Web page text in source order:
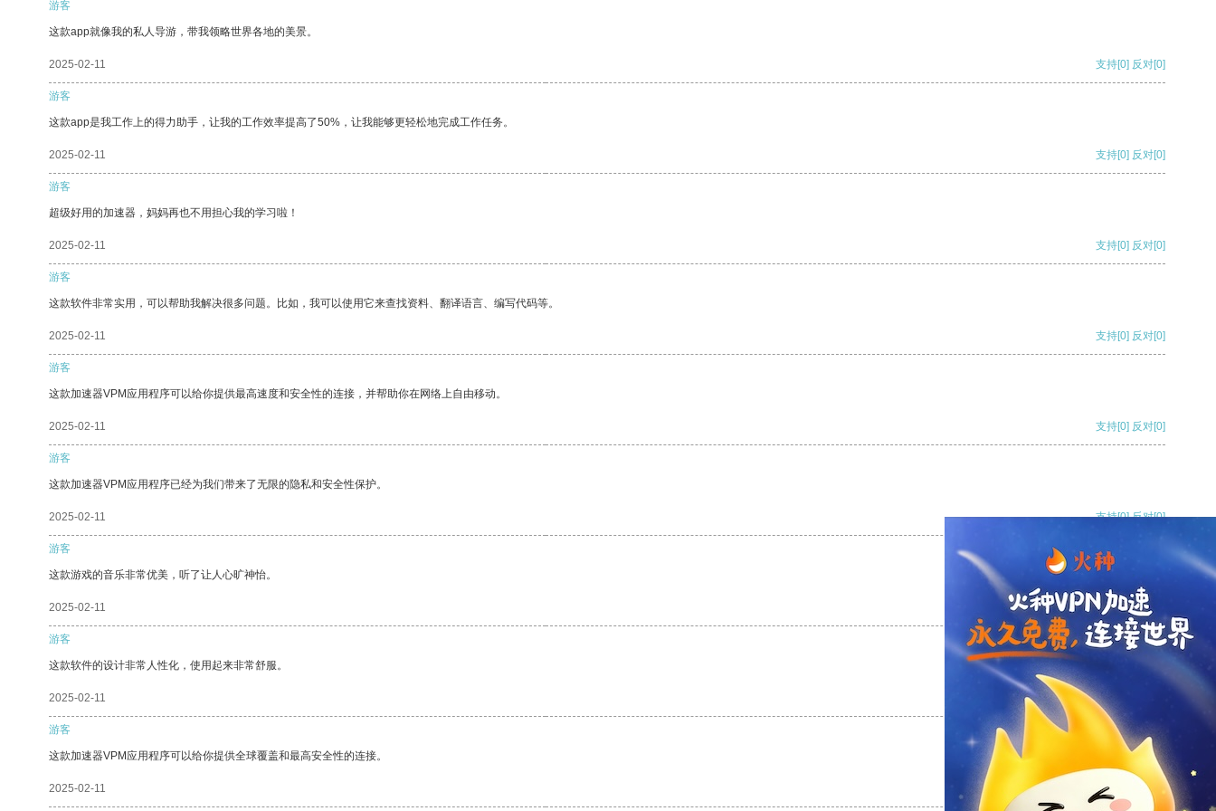
游客
这款app就像我的私人导游，带我领略世界各地的美景。
2025-02-11 支持[0] 反对[0]
游客
这款app是我工作上的得力助手，让我的工作效率提高了50%，让我能够更轻松地完成工作任务。
2025-02-11 支持[0] 反对[0]
游客
超级好用的加速器，妈妈再也不用担心我的学习啦！
2025-02-11 支持[0] 反对[0]
游客
这款软件非常实用，可以帮助我解决很多问题。比如，我可以使用它来查找资料、翻译语言、编写代码等。
2025-02-11 支持[0] 反对[0]
游客
这款加速器VPM应用程序可以给你提供最高速度和安全性的连接，并帮助你在网络上自由移动。
2025-02-11 支持[0] 反对[0]
游客
这款加速器VPM应用程序已经为我们带来了无限的隐私和安全性保护。
2025-02-11 支持[0] 反对[0]
游客
这款游戏的音乐非常优美，听了让人心旷神怡。
2025-02-11 支持[0] 反对
游客
这款软件的设计非常人性化，使用起来非常舒服。
2025-02-11 支持
游客
这款加速器VPM应用程序可以给你提供全球覆盖和最高安全性的连接。
2025-02-11 支持 反对 [0]